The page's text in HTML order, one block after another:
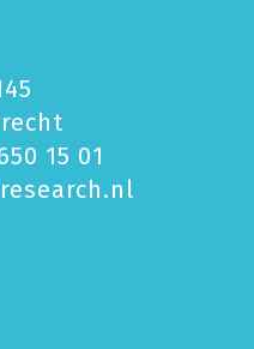
15 01